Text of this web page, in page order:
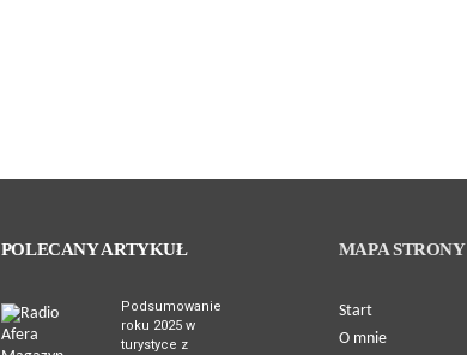
POLECANY ARTYKUŁ
Podsumowanie
roku 2025 w
turystyce z
MAPA STRONY
Start
O mnie